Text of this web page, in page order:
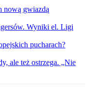
nową gwiazdą
Wyniki el. Ligi
pucharach?
ale też ostrzega. „Nie